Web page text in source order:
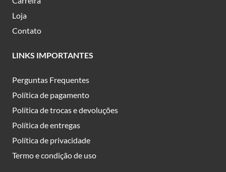
Loja
Contato
LINKS IMPORTANTES
Perguntas Frequentes
Política de pagamento
Política de trocas e devoluções
Política de entregas
Política de privacidade
Termo e condição de uso